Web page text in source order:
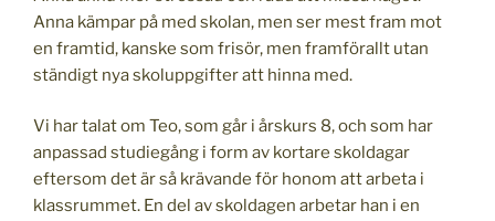
Anna kämpar på med skolan, men ser mest fram mot
en framtid, kanske som frisör, men framförallt utan
ständigt nya skoluppgifter att hinna med.
Vi har talat om Teo, som går i årskurs 8, och som har
anpassad studiegång i form av kortare skoldagar
eftersom det är så krävande för honom att arbeta i
klassrummet. En del av skoldagen arbetar han i en